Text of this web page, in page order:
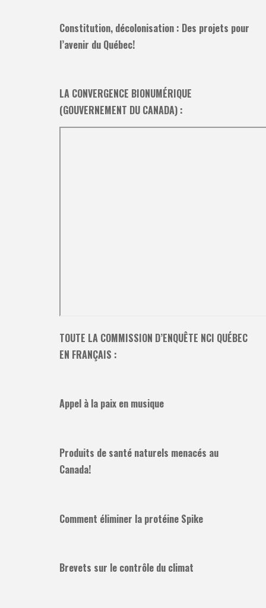
Constitution, décolonisation : Des projets pour
l’avenir du Québec!
LA CONVERGENCE BIONUMÉRIQUE
(GOUVERNEMENT DU CANADA) :
TOUTE LA COMMISSION D’ENQUÊTE NCI QUÉBEC
EN FRANÇAIS :
Appel à la paix en musique
Produits de santé naturels menacés au
Canada!
Comment éliminer la protéine Spike
Brevets sur le contrôle du climat